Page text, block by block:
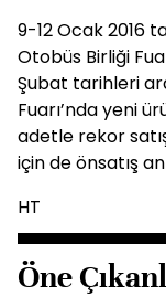
9-12 Ocak 2016
Otobüs Birliği
Şubat tarihleri
Fuarı’nda yeni
adetle rekor
için de önsatış
HT
Öne